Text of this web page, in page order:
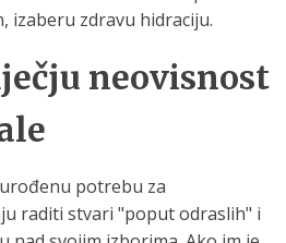
izaberu zdravu hidraciju.
neovisnost
potrebu za
raditi stvari "poput odraslih" i